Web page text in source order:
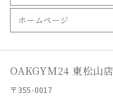
ホームページ
OAKGYM24 東松山店
〒355-0017